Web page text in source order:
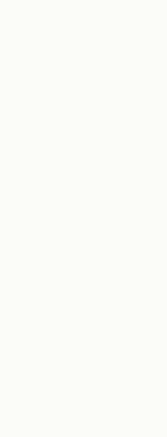
Accueil
Accueil Vélo
cyclistes en